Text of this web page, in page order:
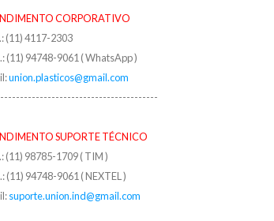
CORPORATIVO
(11) 4117-2303
(11) 94748-9061 ( WhatsApp )
union.plasticos@gmail.com
SUPORTE TÉCNICO
(11) 98785-1709 ( TIM )
(11) 94748-9061 ( NEXTEL )
suporte.union.ind@gmail.com